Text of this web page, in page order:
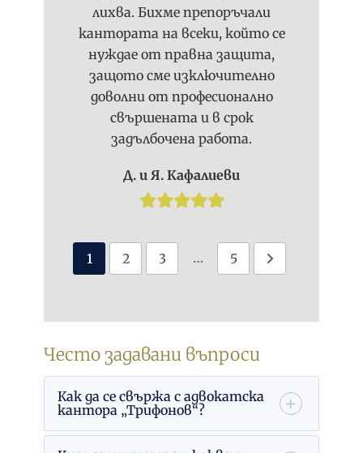
лихва. Бихме препоръчали
кантората на всеки, който се
нуждае от правна защита,
защото сме изключително
доволни от професионално
свършената и в срок
задълбочена работа.
Д. и Я. Кафалиеви
1 2 3 … 5
Често задавани въпроси
Как да се свържа с адвокатска
кантора „Трифонов“?